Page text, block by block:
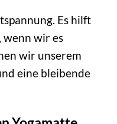
Es hilft
wenn wir es
wir unserem
eine bleibende